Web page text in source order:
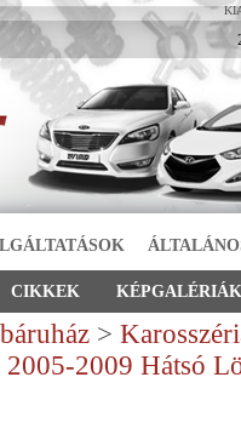
CIKKEK KÉPGALÉRIÁK
>
2009 Hátsó